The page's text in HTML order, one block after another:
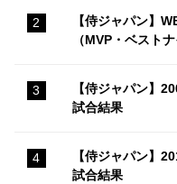
【侍ジャパン】
（MVP・ベストナ
【侍ジャパン】
試合結果
【侍ジャパン】
試合結果